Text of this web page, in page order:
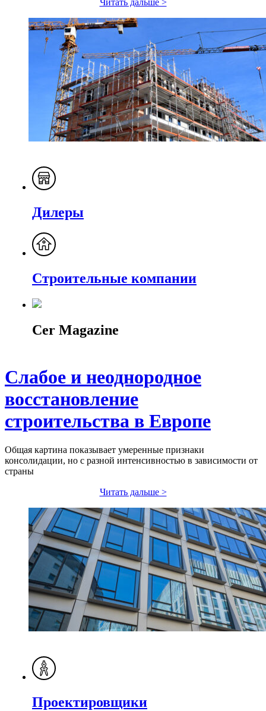
Читать дальше >
Дилеры
Строительные компании
Cer Magazine
Слабое и неоднородное
восстановление
строительства в Европе
Общая картина показывает умеренные признаки
консолидации, но с разной интенсивностью в зависимости от
страны
Читать дальше >
Проектировщики